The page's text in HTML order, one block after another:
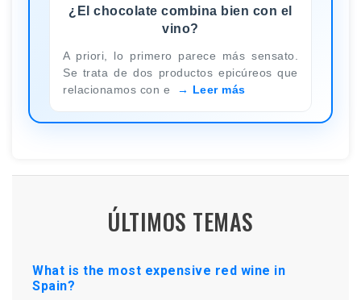
¿El chocolate combina bien con el
vino?
A priori, lo primero parece más sensato.
Se trata de dos productos epicúreos que
relacionamos con e
Leer más
ÚLTIMOS TEMAS
What is the most expensive red wine in
Spain?